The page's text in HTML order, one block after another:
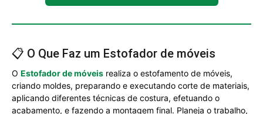
📋 O Que Faz um Estofador de móveis
O Estofador de móveis realiza o estofamento de móveis,
criando moldes, preparando e executando corte de materiais,
aplicando diferentes técnicas de costura, efetuando o
acabamento, e fazendo a montagem final. Planeja o trabalho,